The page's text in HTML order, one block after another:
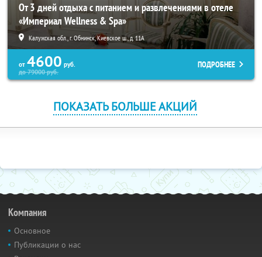
От 3 дней отдыха с питанием и развлечениями в отеле
«Империал Wellness & Spa»
Калужская обл., г. Обнинск, Киевское ш., д. 11А
от 4600 руб.
до79000руб.
ПОДРОБНЕЕ
ПОКАЗАТЬ БОЛЬШЕ АКЦИЙ
Компания
Основное
Публикации о нас